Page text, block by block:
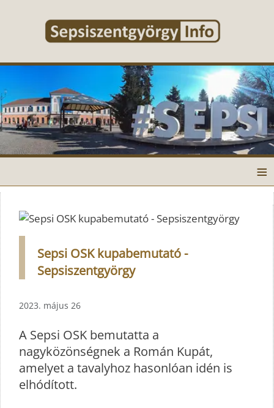
≡
Sepsi OSK kupabemutató -
Sepsiszentgyörgy
2023. május 26
A Sepsi OSK bemutatta a
nagyközönségnek a Román Kupát,
amelyet a tavalyhoz hasonlóan idén is
elhódított.